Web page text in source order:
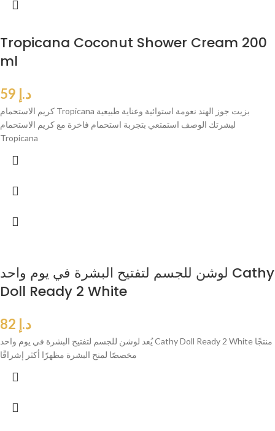
Tropicana Coconut Shower Cream 200
ml
د.إ
كريم الاستحمام Tropicana بزيت جوز الهند نعومة استوائية وعناية طبيعية
لبشرتك الوصف استمتعي بتجربة استحمام فاخرة مع كريم الاستحمام
Tropicana
لوشن للجسم لتفتيح البشرة في يوم واحد Cathy
Doll Ready 2 White
د.إ
يُعد لوشن للجسم لتفتيح البشرة في يوم واحد Cathy Doll Ready 2 White منتجًا
مخصصًا لمنح البشرة مظهرًا أكثر إشراقًا